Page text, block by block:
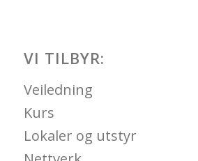
VI TILBYR:
Veiledning
Kurs
Lokaler og utstyr